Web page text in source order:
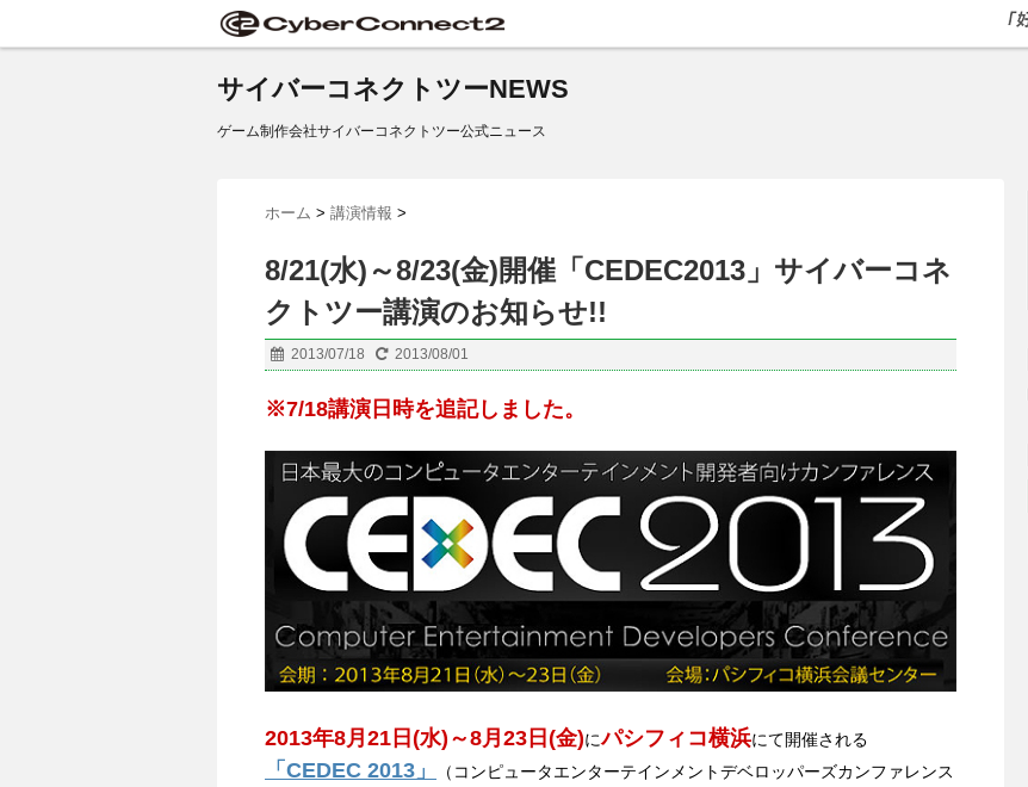
サイバーコネクトツーNEWS
ゲーム制作会社サイバーコネクトツー公式ニュース
ホーム > 講演情報 >
8/21(水)～8/23(金)開催「CEDEC2013」サイバーコネ
クトツー講演のお知らせ!!
2013/07/18 2013/08/01
※7/18講演日時を追記しました。
2013年8月21日(水)～8月23日(金)にパシフィコ横浜にて開催される
「CEDEC 2013」
（コンピュータエンターテインメントデベロッパーズカンファレンス